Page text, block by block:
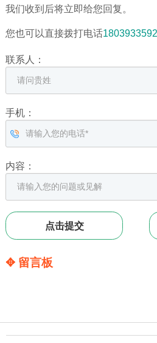
我们收到后将立即给您回复。
您也可以直接拨打电话
联系人：
手机：
内容：
✥ 留言板